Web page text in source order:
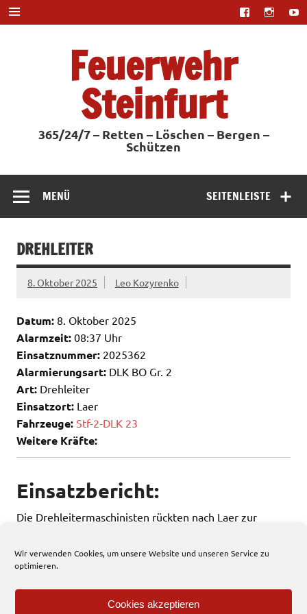
Wir verwenden Cookies, um unsere Website und unseren Service zu
optimieren.
Cookies akzeptieren
Zum
Inhalt
springen
Feuerwehr
Steinfurt
365/24/7 – Retten – Löschen – Bergen –
Schützen
SEITENLEISTE
MENÜ
DREHLEITER
8. Oktober 2025 Leo Kozyrenko
Datum: 8. Oktober 2025
Alarmzeit: 08:37 Uhr
Einsatznummer: 2025362
Alarmierungsart: DLK BO Gr. 2
Art: Drehleiter
Einsatzort: Laer
Fahrzeuge: Stf-2-DLK 23
Weitere Kräfte:
Einsatzbericht:
Die Drehleitermaschinisten rückten nach Laer zur
250 total views